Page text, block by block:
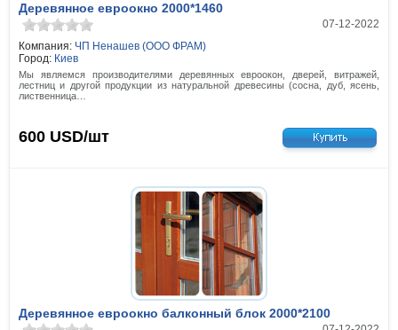
Деревянное евроокно 2000*1460
07-12-2022
Компания: ЧП Ненашев (ООО ФРАМ)
Город: Киев
Мы являемся производителями деревянных евроокон, дверей, витражей,
лестниц и другой продукции из натуральной древесины (сосна, дуб, ясень,
лиственница…
600 USD/шт
Деревянное евроокно балконный блок 2000*2100